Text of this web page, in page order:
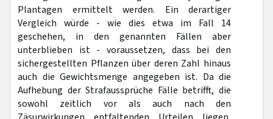
Plantagen ermittelt werden. Ein derartiger
Vergleich würde - wie dies etwa im Fall 14
geschehen, in den genannten Fällen aber
unterblieben ist - voraussetzen, dass bei den
sichergestellten Pflanzen über deren Zahl hinaus
auch die Gewichtsmenge angegeben ist. Da die
Aufhebung der Strafaussprüche Fälle betrifft, die
sowohl zeitlich vor als auch nach den